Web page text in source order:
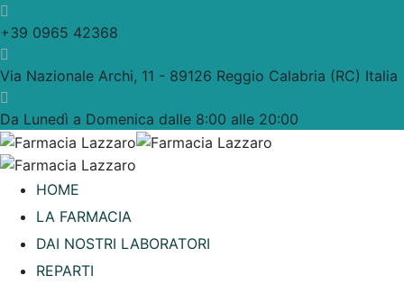
+39 0965 42368
Via Nazionale Archi, 11 - 89126 Reggio Calabria (RC) Italia
Da Lunedì a Domenica dalle 8:00 alle 20:00
HOME
LA FARMACIA
DAI NOSTRI LABORATORI
REPARTI